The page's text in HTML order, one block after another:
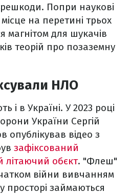
Попри наукові
на перетині трьох
магнітом для шукачів
теорій про позаземну
НЛО
і в Україні. У 2023 році
України Сергій
опублікував відео з
зафіксований
літаючий обєкт. "Флеш"
війни вивчанням
просторі займаються